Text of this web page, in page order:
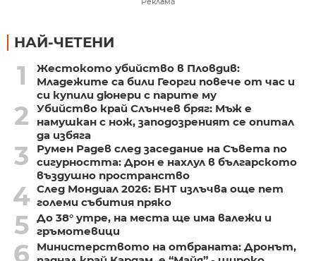
НАЙ-ЧЕТЕНИ
1
Жестокото убийство в Пловдив:
Младежите са били Георги повече от час и
си купили дюнери с парите му
2
Убийство край Слънчев бряг: Мъж е
намушкан с нож, заподозреният се опитал
да избяга
3
Румен Радев след заседание на Съвета по
сигурността: Дрон е нахлул в българското
въздушно пространство
4 След Мондиал 2026: БНТ излъчва още пет
големи събития пряко
5 До 38° утре, на места ще има валежи и
гръмотевици
6
Министерството на отбраната: Дронът,